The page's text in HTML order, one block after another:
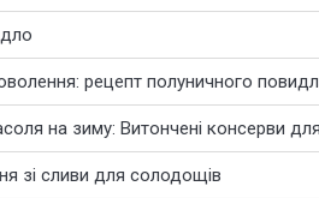
рецепт полуничного
на зиму: Витончені консерви для
зі сливи для солодощів